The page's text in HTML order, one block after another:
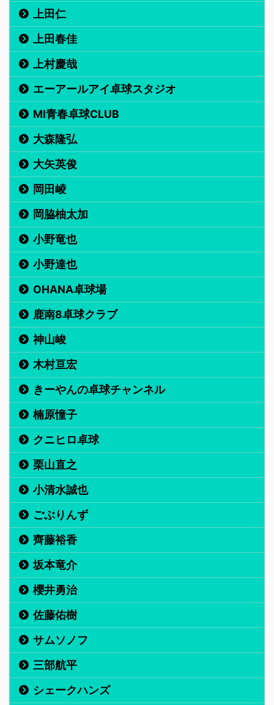
上田仁
上田春佳
上村慶哉
エーアールアイ卓球スタジオ
MI青春卓球CLUB
大森隆弘
大矢英俊
岡田崚
岡脇柚太加
小野竜也
小野達也
OHANA卓球場
鹿南8卓球クラブ
神山峻
木村亘宏
きーやんの卓球チャンネル
楠原憧子
クニヒロ卓球
栗山直之
小清水誠也
ごぶりんず
齊藤裕香
坂本竜介
櫻井勇治
佐藤佑樹
サムソノフ
三部航平
シェークハンズ